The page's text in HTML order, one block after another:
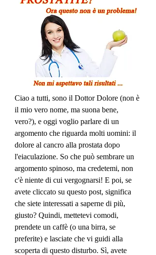
Ciao a tutti, sono il Dottor Dolore (non è
il mio vero nome, ma suona bene,
vero?), e oggi voglio parlare di un
argomento che riguarda molti uomini: il
dolore al cancro alla prostata dopo
l'eiaculazione. So che può sembrare un
argomento spinoso, ma credetemi, non
c'è niente di cui vergognarsi! E poi, se
avete cliccato su questo post, significa
che siete interessati a saperne di più,
giusto? Quindi, mettetevi comodi,
prendete un caffè (o una birra, se
preferite) e lasciate che vi guidi alla
scoperta di questo disturbo. Sì, avete